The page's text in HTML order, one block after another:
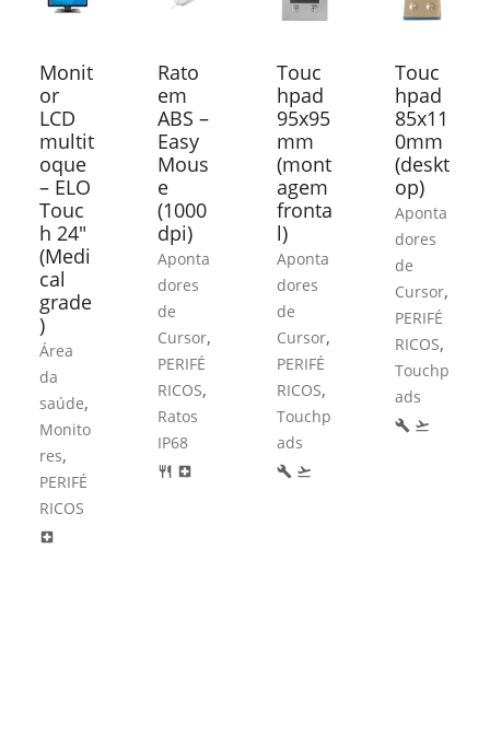
Monit
or
LCD
multit
oque
– ELO
Touc
h 24″
(Medi
cal
grade
)
Área
da
saúde,
Monito
res,
PERIFÉ
RICOS
local_hospital
Rato
em
ABS –
Easy
Mous
e
(1000
dpi)
Aponta
dores
de
Cursor,
PERIFÉ
RICOS,
Ratos
IP68
restaurant local_hospital
Touc
hpad
95x95
mm
(mont
agem
fronta
l)
Aponta
dores
de
Cursor,
PERIFÉ
RICOS,
Touchp
ads
build flight_takeoff
Touc
hpad
85x11
0mm
(deskt
op)
Aponta
dores
de
Cursor,
PERIFÉ
RICOS,
Touchp
ads
build flight_takeoff